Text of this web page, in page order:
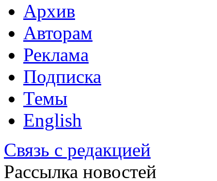
Архив
Авторам
Реклама
Подписка
Темы
English
Связь с редакцией
Рассылка новостей